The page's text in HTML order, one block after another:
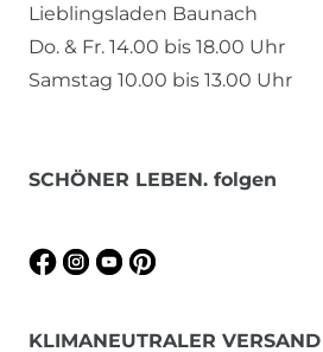
Lieblingsladen Baunach
Do. & Fr. 14.00 bis 18.00 Uhr
Samstag 10.00 bis 13.00 Uhr
SCHÖNER LEBEN. folgen
KLIMANEUTRALER VERSAND